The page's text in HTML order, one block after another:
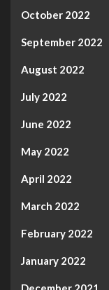
October 2022
September 2022
August 2022
July 2022
June 2022
May 2022
April 2022
March 2022
February 2022
January 2022